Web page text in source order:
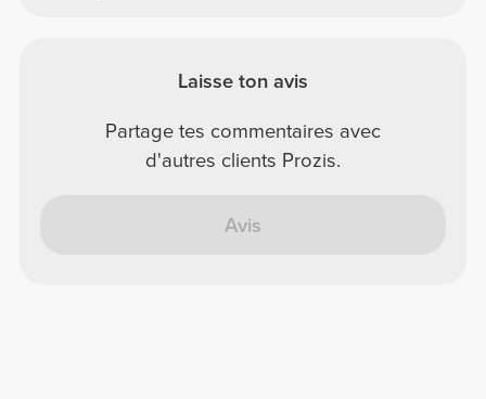
Laisse ton avis
Partage tes commentaires avec
d'autres clients Prozis.
Avis